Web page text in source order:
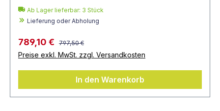
Ab Lager lieferbar: 3 Stück
Lieferung oder Abholung
789,10 € 797,50 €
Preise exkl. MwSt. zzgl. Versandkosten
In den Warenkorb